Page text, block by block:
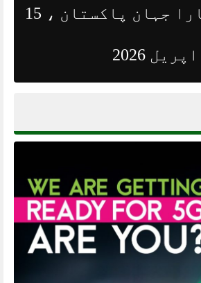
روزنامہ سارا جہان پاکستان ، 15
اپریل 2026